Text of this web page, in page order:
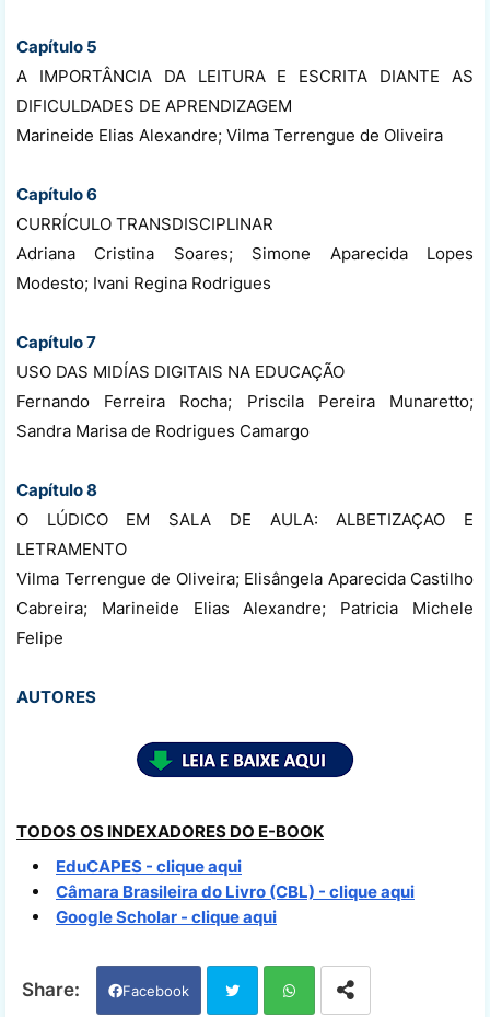
Capítulo 5
A IMPORTÂNCIA DA LEITURA E ESCRITA DIANTE AS
DIFICULDADES DE APRENDIZAGEM
Marineide Elias Alexandre; Vilma Terrengue de Oliveira
Capítulo 6
CURRÍCULO TRANSDISCIPLINAR
Adriana Cristina Soares; Simone Aparecida Lopes
Modesto; Ivani Regina Rodrigues
Capítulo 7
USO DAS MIDÍAS DIGITAIS NA EDUCAÇÃO
Fernando Ferreira Rocha; Priscila Pereira Munaretto;
Sandra Marisa de Rodrigues Camargo
Capítulo 8
O LÚDICO EM SALA DE AULA: ALBETIZAÇAO E
LETRAMENTO
Vilma Terrengue de Oliveira; Elisângela Aparecida Castilho
Cabreira; Marineide Elias Alexandre; Patricia Michele
Felipe
AUTORES
TODOS OS INDEXADORES DO E-BOOK
EduCAPES - clique aqui
Câmara Brasileira do Livro (CBL) - clique aqui
Google Scholar - clique aqui
Facebook